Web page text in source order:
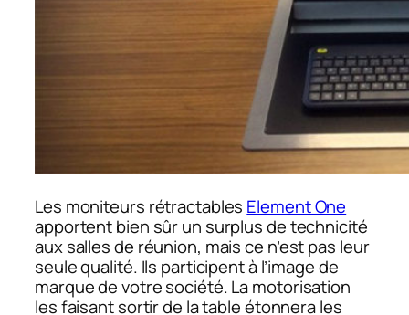
Les moniteurs rétractables Element One
apportent bien sûr un surplus de technicité
aux salles de réunion, mais ce n’est pas leur
seule qualité. Ils participent à l’image de
marque de votre société. La motorisation
les faisant sortir de la table étonnera les